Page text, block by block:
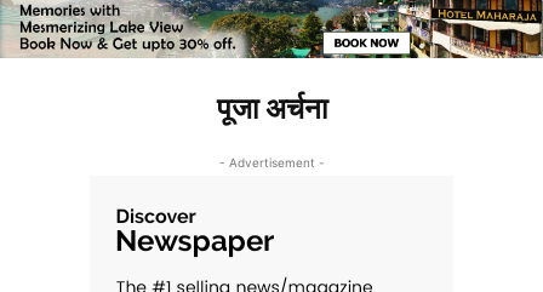
पूजा अर्चना
- Advertisement -